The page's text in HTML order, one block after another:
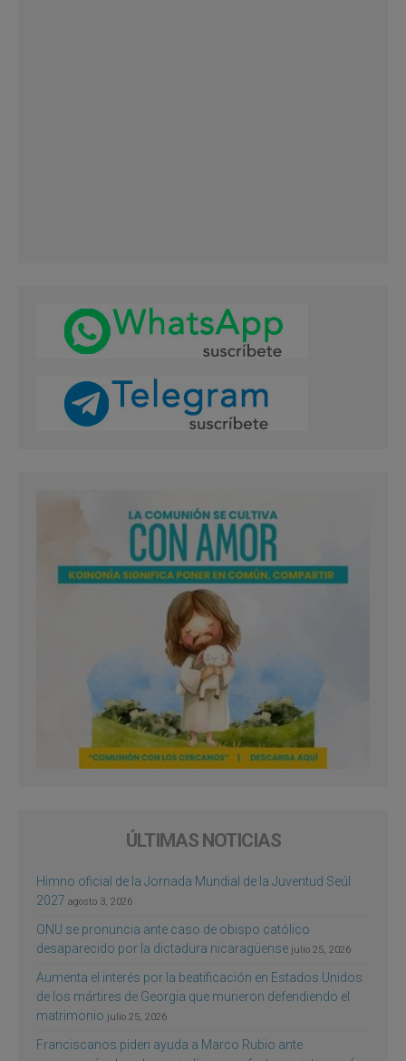
ÚLTIMAS NOTICIAS
Himno oficial de la Jornada Mundial de la Juventud Seúl
2027 agosto 3, 2026
ONU se pronuncia ante caso de obispo católico
desaparecido por la dictadura nicaragüense julio 25, 2026
Aumenta el interés por la beatificación en Estados Unidos
de los mártires de Georgia que murieron defendiendo el
matrimonio julio 25, 2026
Franciscanos piden ayuda a Marco Rubio ante